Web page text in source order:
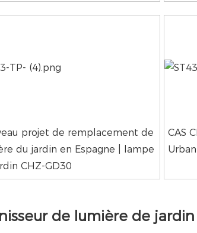
projet de remplacement de
du jardin en Espagne | lampe
CHZ-GD30
CAS
de lumière de